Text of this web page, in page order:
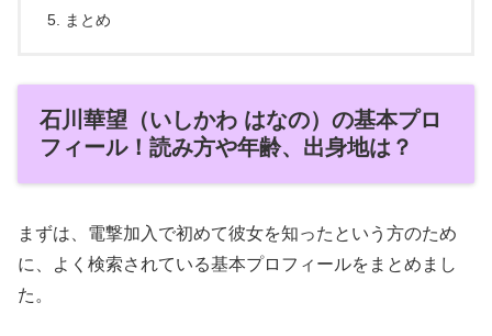
まとめ
石川華望（いしかわ はなの）の基本プロ
フィール！読み方や年齢、出身地は？
まずは、電撃加入で初めて彼女を知ったという方のため
に、よく検索されている基本プロフィールをまとめまし
た。